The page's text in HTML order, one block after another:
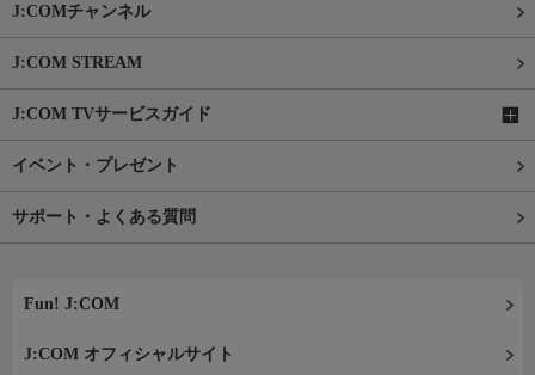
J:COMチャンネル
J:COM STREAM
J:COM TVサービスガイド
イベント・プレゼント
サポート・よくある質問
Fun! J:COM
J:COM オフィシャルサイト